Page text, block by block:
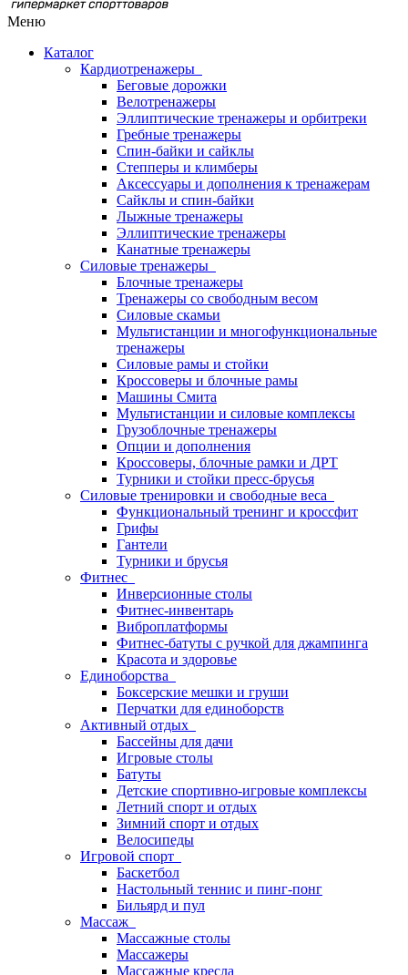
Меню
Каталог
Кардиотренажеры
Беговые дорожки
Велотренажеры
Эллиптические тренажеры и орбитреки
Гребные тренажеры
Спин-байки и сайклы
Степперы и климберы
Аксессуары и дополнения к тренажерам
Сайклы и спин-байки
Лыжные тренажеры
Эллиптические тренажеры
Канатные тренажеры
Силовые тренажеры
Блочные тренажеры
Тренажеры со свободным весом
Силовые скамьи
Мультистанции и многофункциональные
тренажеры
Силовые рамы и стойки
Кроссоверы и блочные рамы
Машины Смита
Мультистанции и силовые комплексы
Грузоблочные тренажеры
Опции и дополнения
Кроссоверы, блочные рамки и ДРТ
Турники и стойки пресс-брусья
Силовые тренировки и свободные веса
Функциональный тренинг и кроссфит
Грифы
Гантели
Турники и брусья
Фитнес
Инверсионные столы
Фитнес-инвентарь
Виброплатформы
Фитнес-батуты с ручкой для джампинга
Красота и здоровье
Единоборства
Боксерские мешки и груши
Перчатки для единоборств
Активный отдых
Бассейны для дачи
Игровые столы
Батуты
Детские спортивно-игровые комплексы
Летний спорт и отдых
Зимний спорт и отдых
Велосипеды
Игровой спорт
Баскетбол
Настольный теннис и пинг-понг
Бильярд и пул
Массаж
Массажные столы
Массажеры
Массажные кресла